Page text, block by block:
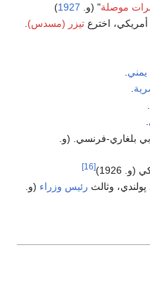
موصلة" (و. 1927
)
اخترعتيزر (مسدس).
يمني
.
.
بلغاري-فرنسي. (و.
1926)
[16]
وثالث رئيس وزراء (و.